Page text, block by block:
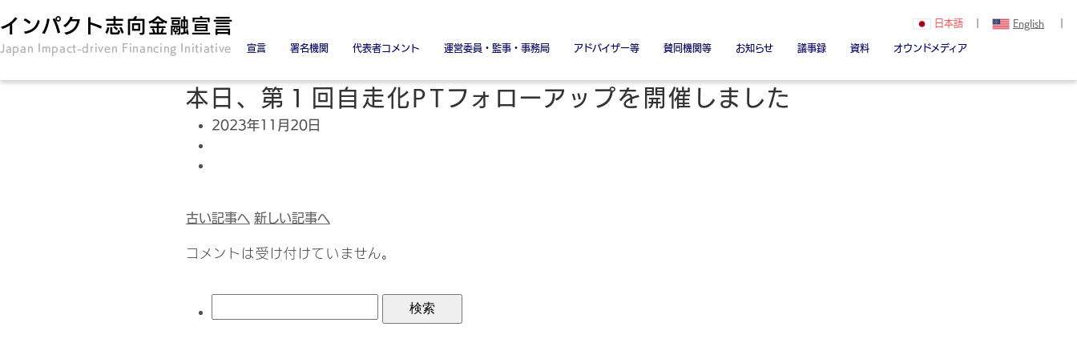
インパクト志向金融宣言
Japan Impact-driven Financing Initiative
日本語｜ English
宣言 署名機関
署名金融機関
署名協力機関
代表者コメント
署名金融機関
署名協力機関
運営委員・監事・事務局 アドバイザー等 賛同機関等
特別賛同機関（創立者）
特別協賛
お知らせ 議事録 資料 オウンドメディア
本日、第１回自走化PTフォローアップを開催しました
2023年11月20日
古い記事へ 新しい記事へ
コメントは受け付けていません。